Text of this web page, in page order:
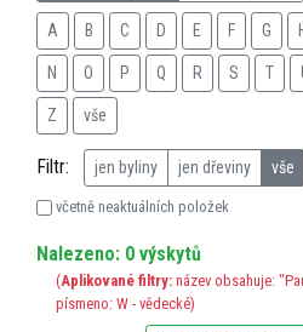
A B C D E F G
N O P Q R S T
Z vše
Filtr: jen byliny jen dřeviny vše
včetně neaktuálních položek
Nalezeno: 0 výskytů
(Aplikované filtry: název obsahuje:
písmeno: W - vědecké)